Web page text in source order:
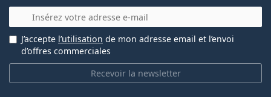
E-mail
Recevoir la newsletter
J’accepte l’utilisation de mon adresse email et l’envoi
d’offres commerciales